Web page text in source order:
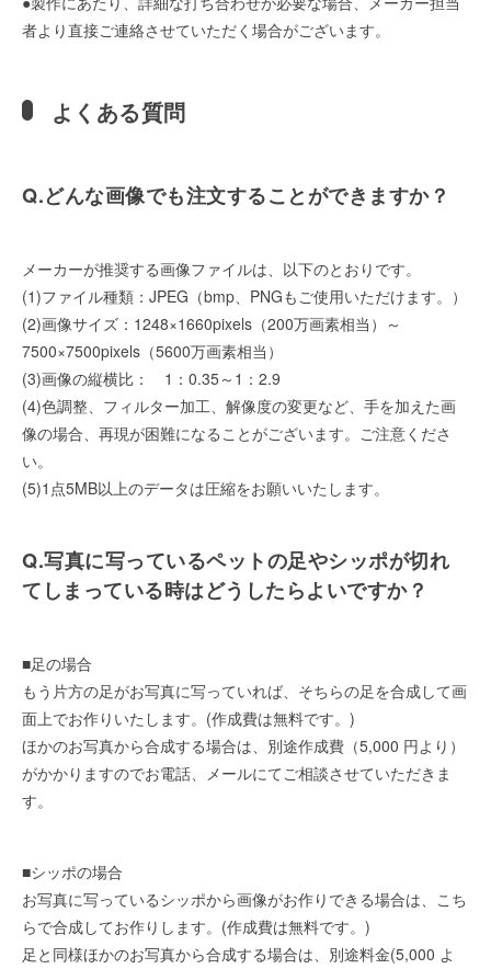
者より直接ご連絡させていただく場合がございます。
よくある質問
Q.どんな画像でも注文することができますか？
メーカーが推奨する画像ファイルは、以下のとおりです。
(1)ファイル種類：JPEG（bmp、PNGもご使用いただけます。）
(2)画像サイズ：1248×1660pixels（200万画素相当）～
7500×7500pixels（5600万画素相当）
(3)画像の縦横比： 1：0.35～1：2.9
(4)色調整、フィルター加工、解像度の変更など、手を加えた画
像の場合、再現が困難になることがございます。ご注意くださ
い。
(5)1点5MB以上のデータは圧縮をお願いいたします。
Q.写真に写っているペットの足やシッポが切れ
てしまっている時はどうしたらよいですか？
■足の場合
もう片方の足がお写真に写っていれば、そちらの足を合成して画
面上でお作りいたします。(作成費は無料です。)
ほかのお写真から合成する場合は、別途作成費（5,000 円より）
がかかりますのでお電話、メールにてご相談させていただきま
す。
■シッポの場合
お写真に写っているシッポから画像がお作りできる場合は、こち
らで合成してお作りします。(作成費は無料です。)
足と同様ほかのお写真から合成する場合は、別途料金(5,000 よ